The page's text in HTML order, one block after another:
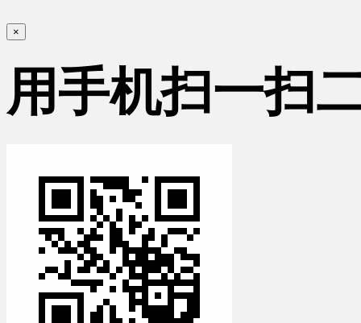
×
用手机扫一扫